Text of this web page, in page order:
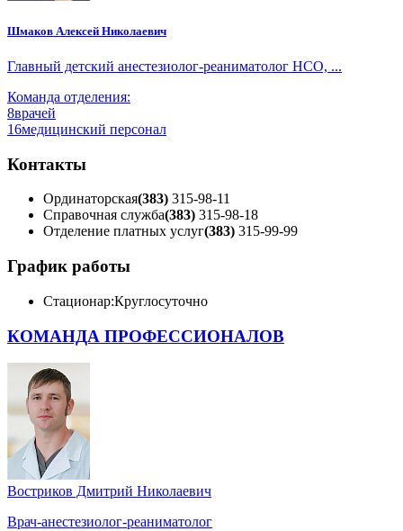
Шмаков Алексей Николаевич
Главный детский анестезиолог-реаниматолог НСО, ...
Команда отделения:
8врачей
16медицинский персонал
Контакты
Ординаторская(383) 315-98-11
Справочная служба(383) 315-98-18
Отделение платных услуг(383) 315-99-99
График работы
Стационар:Круглосуточно
КОМАНДА ПРОФЕССИОНАЛОВ
Востриков Дмитрий Николаевич
Врач-анестезиолог-реаниматолог